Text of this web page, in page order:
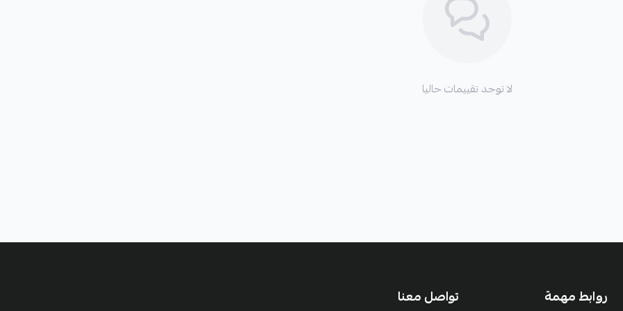
لا توجد تقييمات حاليا
روابط مهمة تواصل معنا